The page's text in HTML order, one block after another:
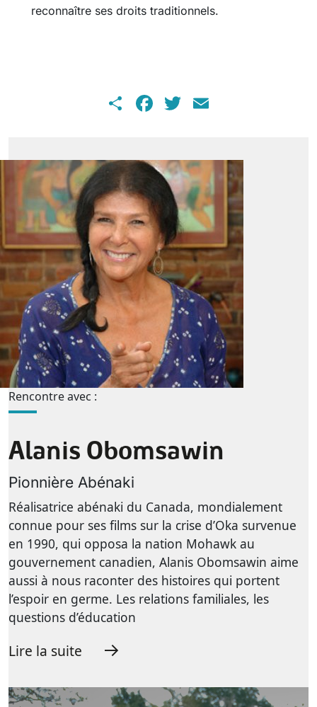
reconnaître ses droits traditionnels.
ShareFacebook
Twitter
Rencontre avec :
Alanis Obomsawin
Pionnière Abénaki
Réalisatrice abénaki du Canada, mondialement
connue pour ses films sur la crise d’Oka survenue
en 1990, qui opposa la nation Mohawk au
gouvernement canadien, Alanis Obomsawin aime
aussi à nous raconter des histoires qui portent
l’espoir en germe. Les relations familiales, les
questions d’éducation
Lire la suite